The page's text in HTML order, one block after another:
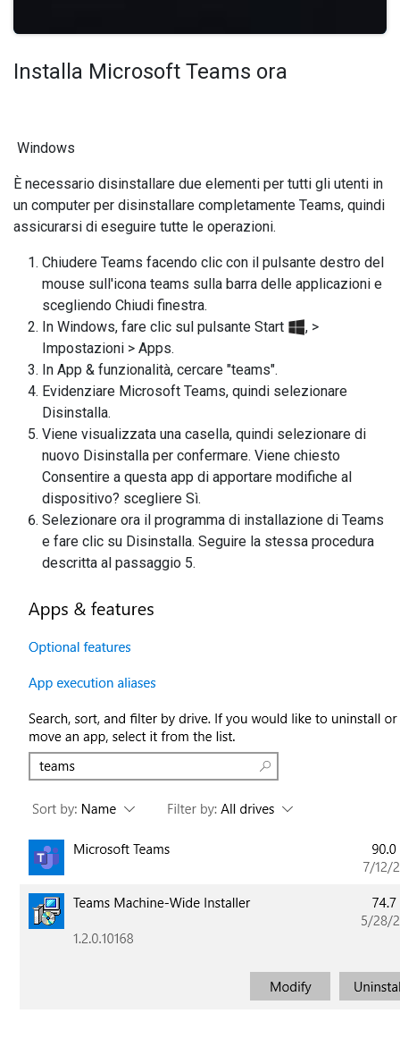
Installa Microsoft Teams ora
Windows
È necessario disinstallare due elementi per tutti gli utenti in
un computer per disinstallare completamente Teams, quindi
assicurarsi di eseguire tutte le operazioni.
Chiudere Teams facendo clic con il pulsante destro del
mouse sull'icona teams sulla barra delle applicazioni e
scegliendo Chiudi finestra.
In Windows, fare clic sul pulsante Start
, >
Impostazioni > Apps.
In App & funzionalità, cercare "teams".
Evidenziare Microsoft Teams, quindi selezionare
Disinstalla.
Viene visualizzata una casella, quindi selezionare di
nuovo Disinstalla per confermare. Viene chiesto
Consentire a questa app di apportare modifiche al
dispositivo? scegliere Sì.
Selezionare ora il programma di installazione di Teams
e fare clic su Disinstalla. Seguire la stessa procedura
descritta al passaggio 5.